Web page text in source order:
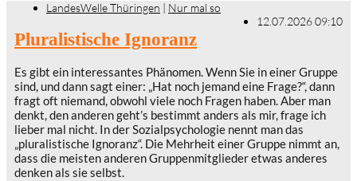
LandesWelle Thüringen | Nur mal so
12.07.2026 09:10
Pluralistische Ignoranz
Es gibt ein interessantes Phänomen. Wenn Sie in einer Gruppe
sind, und dann sagt einer: „Hat noch jemand eine Frage?“, dann
fragt oft niemand, obwohl viele noch Fragen haben. Aber man
denkt, den anderen geht’s bestimmt anders als mir, frage ich
lieber mal nicht. In der Sozialpsychologie nennt man das
„pluralistische Ignoranz“. Die Mehrheit einer Gruppe nimmt an,
dass die meisten anderen Gruppenmitglieder etwas anderes
denken als sie selbst.